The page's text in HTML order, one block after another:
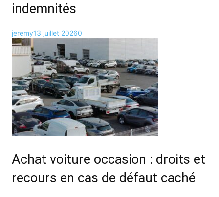
indemnités
jeremy13 juillet 20260
Achat voiture occasion : droits et
recours en cas de défaut caché